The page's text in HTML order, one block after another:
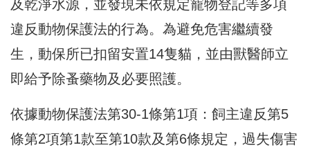
及乾淨水源，並發現未依規定寵物登記等多項
違反動物保護法的行為。為避免危害繼續發
生，動保所已扣留安置14隻貓，並由獸醫師立
即給予除蚤藥物及必要照護。
依據動物保護法第30-1條第1項：飼主違反第5
條第2項第1款至第10款及第6條規定，過失傷害